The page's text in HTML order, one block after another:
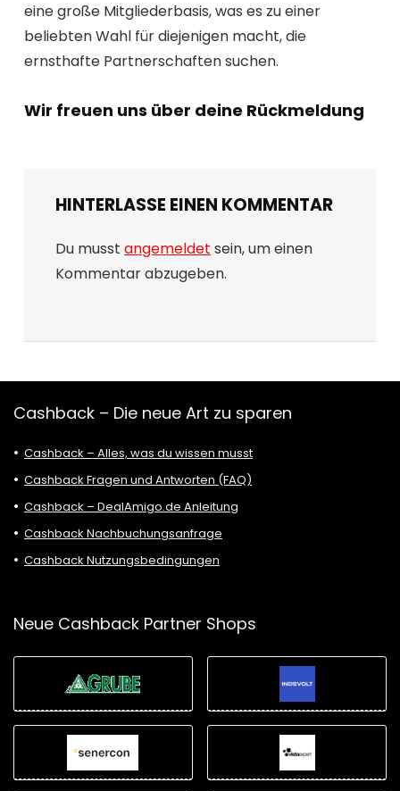
eine große Mitgliederbasis, was es zu einer
beliebten Wahl für diejenigen macht, die
ernsthafte Partnerschaften suchen.
Wir freuen uns über deine Rückmeldung
HINTERLASSE EINEN KOMMENTAR
Du musst angemeldet sein, um einen
Kommentar abzugeben.
Cashback – Die neue Art zu sparen
Cashback – Alles, was du wissen musst
Cashback Fragen und Antworten (FAQ)
Cashback – DealAmigo.de Anleitung
Cashback Nachbuchungsanfrage
Cashback Nutzungsbedingungen
Neue Cashback Partner Shops